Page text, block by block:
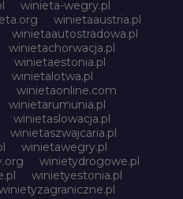
winieta-wegry.pl
winietaaustria.pl
winietaautostradowa.pl
winietachorwacja.pl
winietaestonia.pl
winietalotwa.pl
winietaonline.com
winietarumunia.pl
winietaslowacja.pl
winietaszwajcaria.pl
winietawegry.pl
winietydrogowe.pl
winietyestonia.pl